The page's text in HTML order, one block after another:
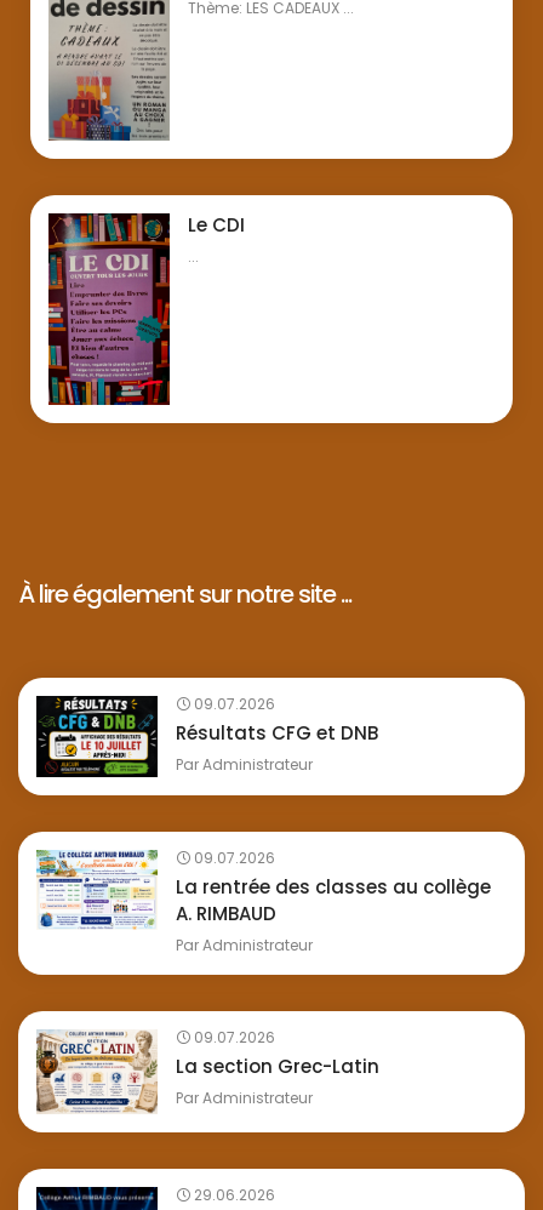
Thème: LES CADEAUX ...
Le CDI
...
À lire également sur notre site ...
09.07.2026
Résultats CFG et DNB
ParAdministrateur
09.07.2026
La rentrée des classes au collège
A. RIMBAUD
ParAdministrateur
09.07.2026
La section Grec-Latin
ParAdministrateur
29.06.2026